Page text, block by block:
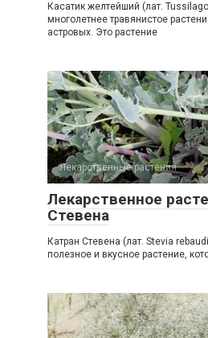
Касатик желтейший (лат.
многолетнее травянистое
астровых. Это растение
Лекарственные растения
Лекарственное
Стевена
Катран Стевена (лат. Stevia
полезное и вкусное растение,